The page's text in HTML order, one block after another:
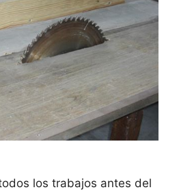
los trabajos antes del